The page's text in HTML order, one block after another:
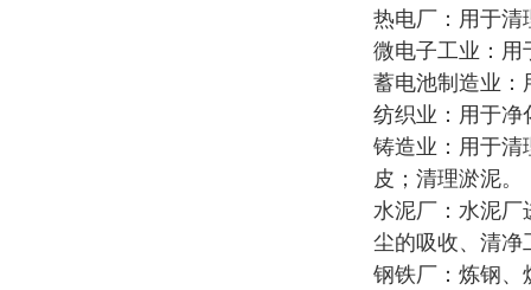
热电厂：用于清
微电子工业：用
蓄电池制造业：
纺织业：用于净
铸造业：用于清
皮；清理淤泥。
水泥厂：水泥厂
尘的吸收、清净
钢铁厂：炼钢、